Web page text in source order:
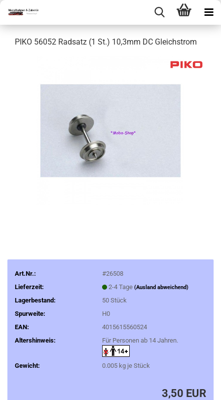
PIKO 56052 Radsatz (1 St.) 10,3mm DC Gleichstrom
Art.Nr.:
#26508
Lieferzeit:
2-4 Tage (Ausland abweichend)
Lagerbestand: 50 Stück
Spurweite:
H0
EAN:
4015615560524
Altershinweis:
Für Personen ab 14 Jahren.
Gewicht: 0.005kg je Stück
3,50 EUR